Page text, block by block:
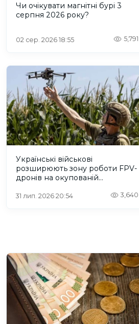
Чи очікувати магнітні бурі 3
серпня 2026 року?
02 сер. 2026 18:55 5,791
Українські військові
розширюють зону роботи FPV-
дронів на окупованій
31 лип. 2026 20:54 3,640